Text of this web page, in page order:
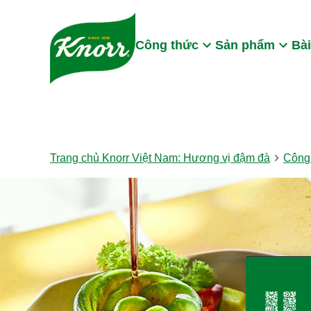
Skip to:
Công thức Sản phẩm
Trang chủ Knorr Việt Nam: Hương vị đậm đà